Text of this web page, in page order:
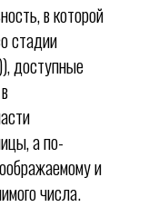
в которой
стадии
доступные
а по-
и
числа.